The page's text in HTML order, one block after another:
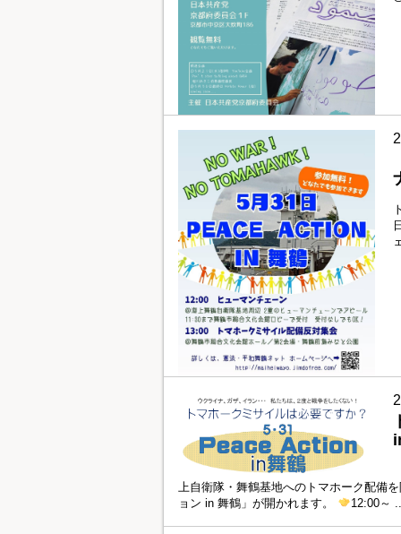
上自衛隊・舞鶴基地へのトマホーク配備
ョン in 舞鶴」が開かれます。
12:00～ ..